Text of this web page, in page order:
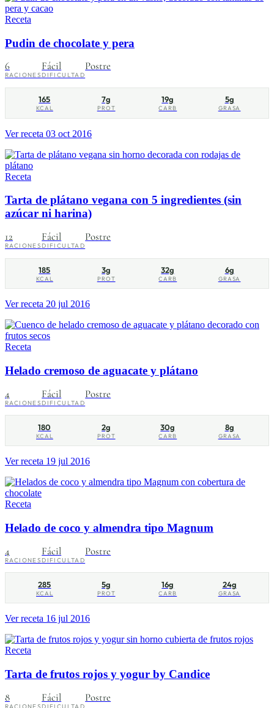
Receta
Pudin de chocolate y pera
6
RACIONES
Fácil
DIFICULTAD
Postre
165
KCAL
7g
PROT
19g
CARB
5g
GRASA
Ver receta 03 oct 2016
Receta
Tarta de plátano vegana con 5 ingredientes (sin
azúcar ni harina)
12
RACIONES
Fácil
DIFICULTAD
Postre
185
KCAL
3g
PROT
32g
CARB
6g
GRASA
Ver receta 20 jul 2016
Receta
Helado cremoso de aguacate y plátano
4
RACIONES
Fácil
DIFICULTAD
Postre
180
KCAL
2g
PROT
30g
CARB
8g
GRASA
Ver receta 19 jul 2016
Receta
Helado de coco y almendra tipo Magnum
4
RACIONES
Fácil
DIFICULTAD
Postre
285
KCAL
5g
PROT
16g
CARB
24g
GRASA
Ver receta 16 jul 2016
Receta
Tarta de frutos rojos y yogur by Candice
8
RACIONES
Fácil
DIFICULTAD
Postre